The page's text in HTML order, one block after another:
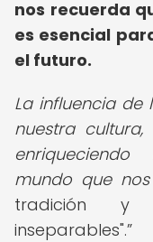
nos recuerda
es esencial
el futuro.
La influencia de
nuestra
mundo que
tradición y
inseparables".